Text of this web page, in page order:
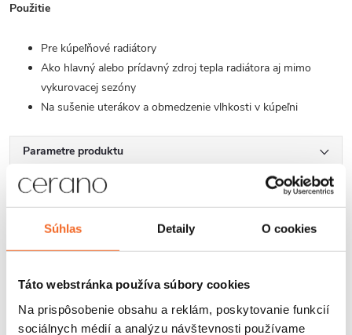
Súhlas Detaily O cookies
Táto webstránka používa súbory cookies
Na prispôsobenie obsahu a reklám, poskytovanie funkcií
sociálnych médií a analýzu návštevnosti používame
Použitie
Pre kúpeľňové radiátory
Ako hlavný alebo prídavný zdroj tepla radiátora aj mimo
vykurovacej sezóny
Na sušenie uterákov a obmedzenie vlhkosti v kúpeľni
Parametre produktu
Súbory na stiahnutie
Hodnotenie
Značka